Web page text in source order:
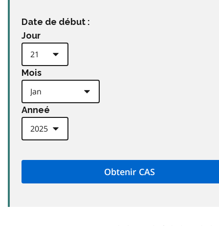
Date de début :
Jour
Mois
Anneé